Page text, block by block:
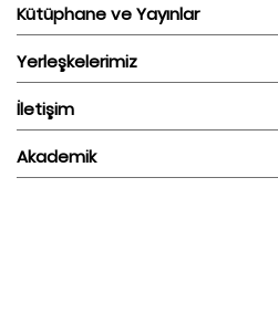
Kütüphane ve Yayınlar
Yerleşkelerimiz
İletişim
Akademik